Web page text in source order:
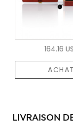
164.16
ACHAT
LIVRAISON